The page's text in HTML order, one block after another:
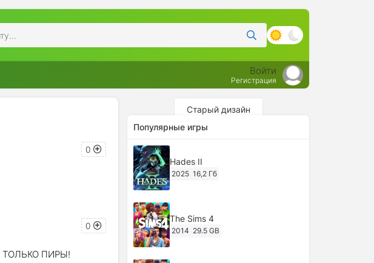
Войти
Регистрация
0
0
ПИРЫ!
Старый дизайн
Популярные игры
Hades II
2025 16,2 Гб
The Sims 4
2014 29.5 GB